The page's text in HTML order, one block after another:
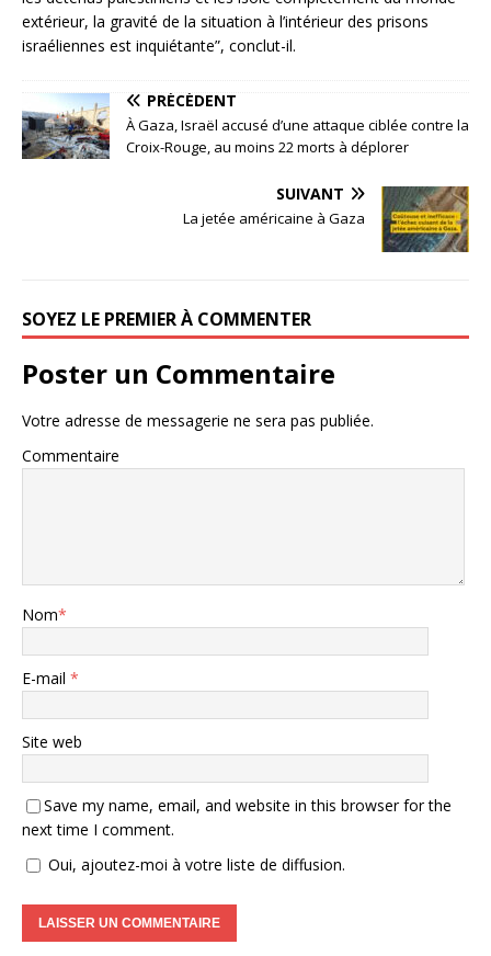
extérieur, la gravité de la situation à l’intérieur des prisons
israéliennes est inquiétante”, conclut-il.
PRÉCÉDENT
À Gaza, Israël accusé d’une attaque ciblée contre la
Croix-Rouge, au moins 22 morts à déplorer
SUIVANT
La jetée américaine à Gaza
SOYEZ LE PREMIER À COMMENTER
Poster un Commentaire
Votre adresse de messagerie ne sera pas publiée.
Commentaire
Nom*
E-mail *
Site web
Save my name, email, and website in this browser for the
next time I comment.
Oui, ajoutez-moi à votre liste de diffusion.